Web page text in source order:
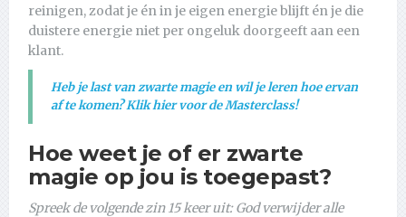
reinigen, zodat je én in je eigen energie blijft én je die
duistere energie niet per ongeluk doorgeeft aan een
klant.
Heb je last van zwarte magie en wil je leren hoe ervan
af te komen? Klik hier voor de Masterclass!
Hoe weet je of er zwarte
magie op jou is toegepast?
Spreek de volgende zin 15 keer uit: God verwijder alle